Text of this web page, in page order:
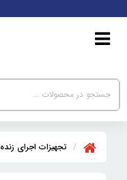
تجهیزات اجرای زنده